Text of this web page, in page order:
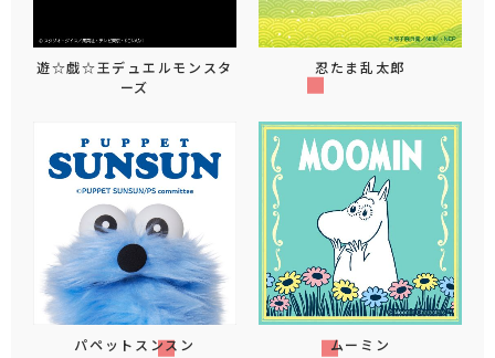
遊☆戯☆王デュエルモンスタ
ーズ
忍たま乱太郎
パペットスンスン ムーミン